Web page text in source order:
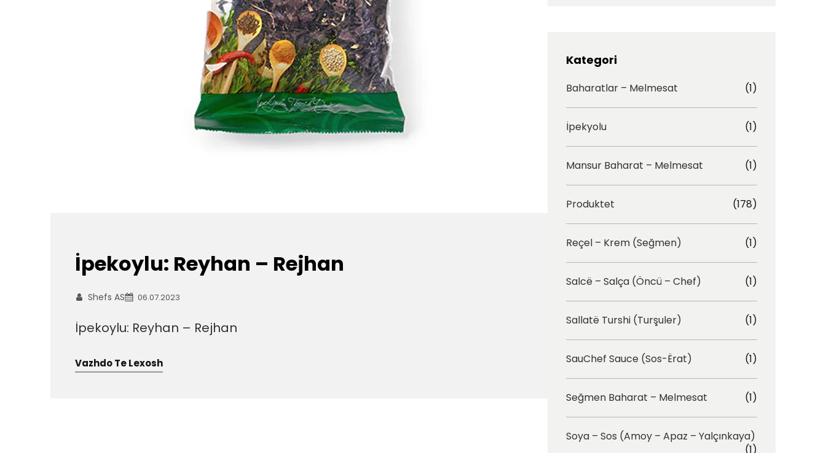
İpekoylu: Reyhan – Rejhan
Shefs AS 06.07.2023
İpekoylu: Reyhan – Rejhan
Vazhdo Te Lexosh
m
Kategori
Baharatlar – Melmesat (1)
İpekyolu (1)
Mansur Baharat – Melmesat (1)
Produktet (178)
Reçel – Krem (Seğmen) (1)
Salcë – Salça (Öncü – Chef) (1)
Sallatë Turshi (Turşuler) (1)
SauChef Sauce (Sos-Ërat) (1)
Seğmen Baharat – Melmesat (1)
Soya – Sos (Amoy – Apaz – Yalçınkaya)
(1)